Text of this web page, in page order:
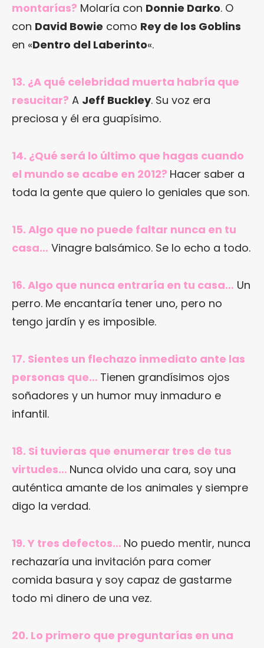
montarías? Molaría con Donnie Darko. O
con David Bowie como Rey de los Goblins
en «Dentro del Laberinto«.
13. ¿A qué celebridad muerta habría que
resucitar? A Jeff Buckley. Su voz era
preciosa y él era guapísimo.
14. ¿Qué será lo último que hagas cuando
el mundo se acabe en 2012? Hacer saber a
toda la gente que quiero lo geniales que son.
15. Algo que no puede faltar nunca en tu
casa… Vinagre balsámico. Se lo echo a todo.
16. Algo que nunca entraría en tu casa… Un
perro. Me encantaría tener uno, pero no
tengo jardín y es imposible.
17. Sientes un flechazo inmediato ante las
personas que… Tienen grandísimos ojos
soñadores y un humor muy inmaduro e
infantil.
18. Si tuvieras que enumerar tres de tus
virtudes… Nunca olvido una cara, soy una
auténtica amante de los animales y siempre
digo la verdad.
19. Y tres defectos… No puedo mentir, nunca
rechazaría una invitación para comer
comida basura y soy capaz de gastarme
todo mi dinero de una vez.
20. Lo primero que preguntarías en una